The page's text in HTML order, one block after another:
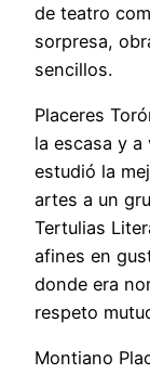
de teatro
sorpresa,
sencillos.
Placeres
la escasa y
estudió la
artes a un
Tertulias
afines en
donde era
respeto
Montiano